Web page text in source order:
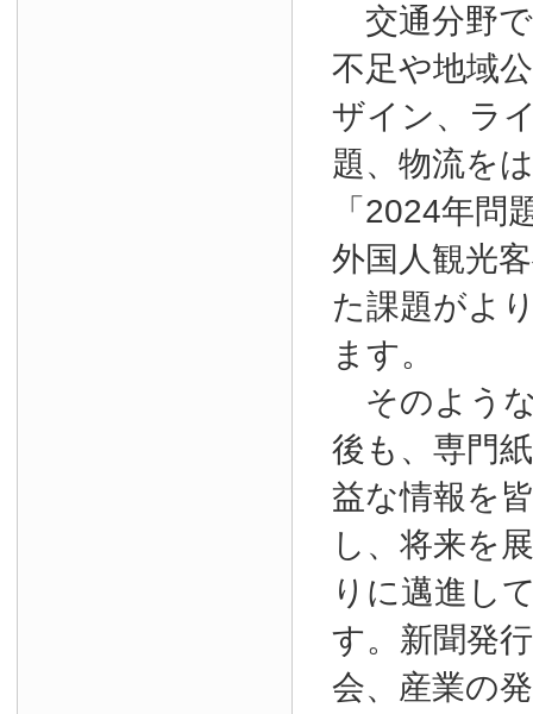
交通分野
不足や地域
ザイン、ラ
題、物流を
「2024年問
外国人観光
た課題がよ
ます。
そのよう
後も、専門
益な情報を
し、将来を
りに邁進し
す。新聞発
会、産業の